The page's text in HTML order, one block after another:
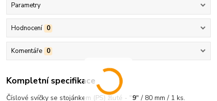
Parametry
Hodnocení 0
Komentáře 0
Kompletní specifikace
Číslové svíčky se stojánkem (PS) žluté - "9" / 80 mm / 1 ks.